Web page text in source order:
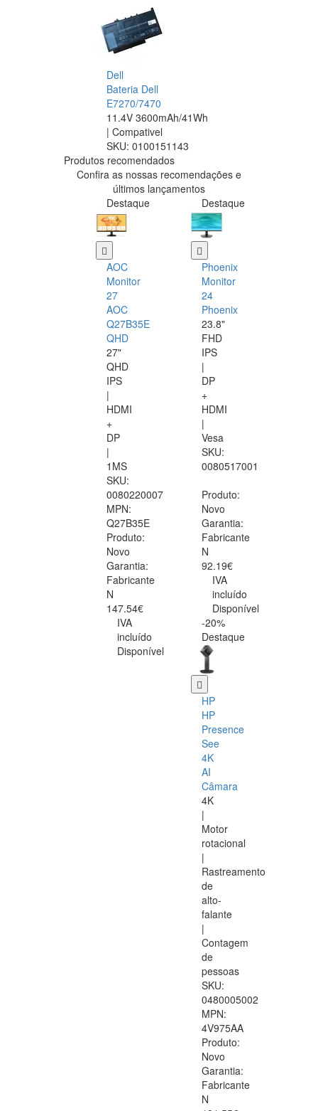
Dell
Bateria Dell
E7270/7470
11.4V 3600mAh/41Wh
| Compativel
SKU: 0100151143
Produtos recomendados
Confira as nossas recomendações e
últimos lançamentos
Destaque
AOC
Monitor
27
AOC
Q27B35E
QHD
27"
QHD
IPS
|
HDMI
+
DP
|
1MS
SKU:
0080220007
MPN:
Q27B35E
Produto:
Novo
Garantia:
Fabricante
N
147.54€
IVA
incluído
Disponível
Destaque
Phoenix
Monitor
24
Phoenix
23.8"
FHD
IPS
|
DP
+
HDMI
|
Vesa
SKU:
0080517001
Produto:
Novo
Garantia:
Fabricante
N
92.19€
IVA
incluído
Disponível
-20%
Destaque
HP
HP
Presence
See
4K
AI
Câmara
4K
|
Motor
rotacional
|
Rastreamento
de
alto-
falante
|
Contagem
de
pessoas
SKU:
0480005002
MPN:
4V975AA
Produto:
Novo
Garantia:
Fabricante
N